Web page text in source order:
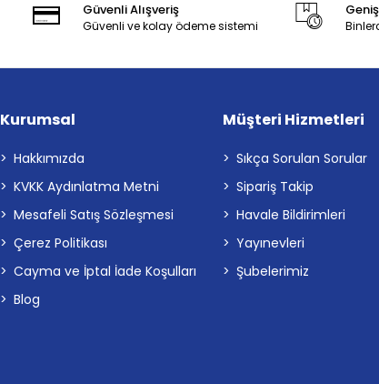
Güvenli Alışveriş
Güvenli ve kolay ödeme sistemi
Kurumsal
Hakkımızda
KVKK Aydınlatma Metni
Mesafeli Satış Sözleşmesi
Çerez Politikası
Cayma ve İptal İade Koşulları
Blog
Müşteri Hizmetleri
Sıkça Sorulan Sorular
Sipariş Takip
Havale Bildirimleri
Yayınevleri
Şubelerimiz